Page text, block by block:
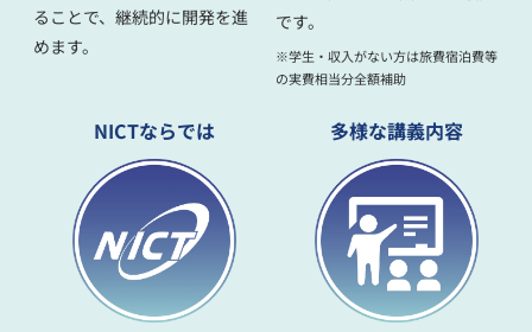
ることで、継続的に開発を進
めます。
です。
※学生・収入がない方は旅費宿泊費等
の実費相当分全額補助
NICTならでは 多様な講義内容